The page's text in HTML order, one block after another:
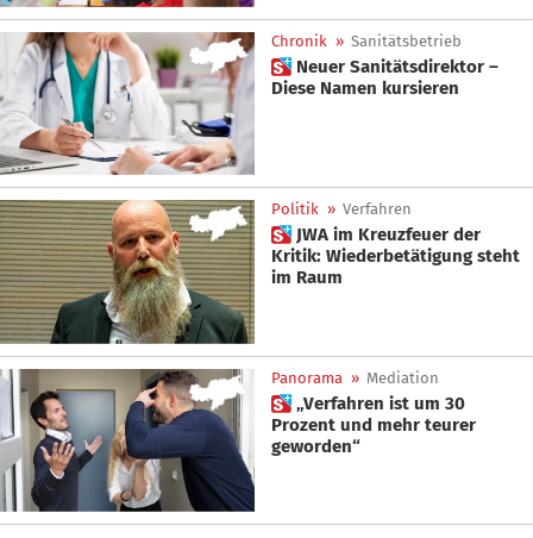
Chronik » Sanitätsbetrieb
 Neuer Sanitätsdirektor –
Diese Namen kursieren
Politik » Verfahren
 JWA im Kreuzfeuer der
Kritik: Wiederbetätigung steht
im Raum
Panorama » Mediation
 „Verfahren ist um 30
Prozent und mehr teurer
geworden“